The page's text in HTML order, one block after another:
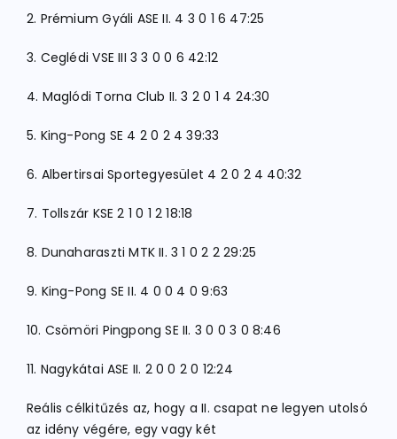
2. Prémium Gyáli ASE II. 4 3 0 1 6 47:25
3. Ceglédi VSE III 3 3 0 0 6 42:12
4. Maglódi Torna Club II. 3 2 0 1 4 24:30
5. King-Pong SE 4 2 0 2 4 39:33
6. Albertirsai Sportegyesület 4 2 0 2 4 40:32
7. Tollszár KSE 2 1 0 1 2 18:18
8. Dunaharaszti MTK II. 3 1 0 2 2 29:25
9. King-Pong SE II. 4 0 0 4 0 9:63
10. Csömöri Pingpong SE II. 3 0 0 3 0 8:46
11. Nagykátai ASE II. 2 0 0 2 0 12:24
Reális célkitűzés az, hogy a II. csapat ne legyen utolsó
az idény végére, egy vagy két